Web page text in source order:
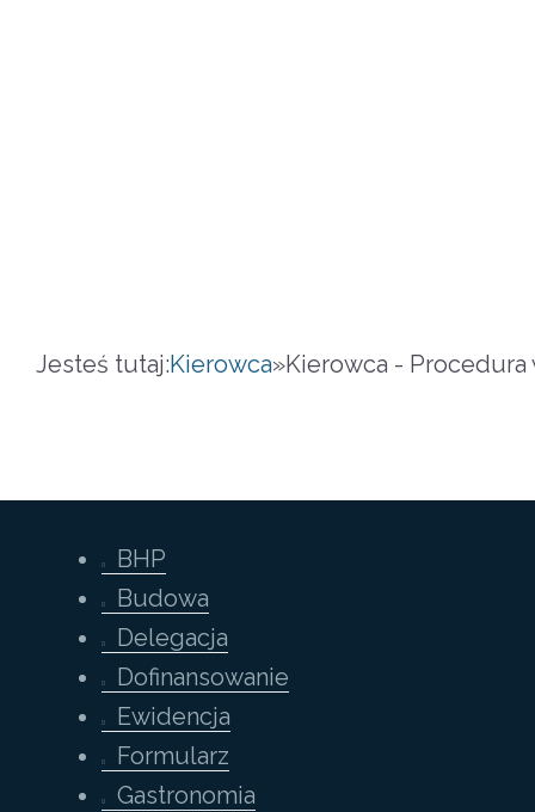
Jesteś tutaj:Kierowca»Kierowca - Procedura
BHP
Budowa
Delegacja
Dofinansowanie
Ewidencja
Formularz
Gastronomia